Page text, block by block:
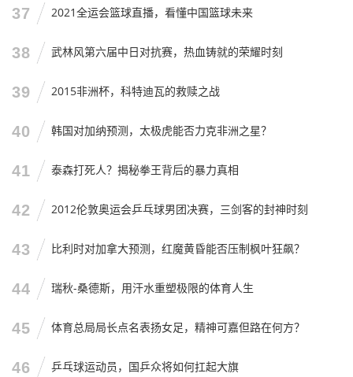
37 2021全运会篮球直播，看懂中国篮球未来
38 武林风第六届中日对抗赛，热血铸就的荣耀时刻
39 2015非洲杯，科特迪瓦的救赎之战
40 韩国对加纳预测，太极虎能否力克非洲之星？
41 泰森打死人？揭秘拳王背后的暴力真相
42 2012伦敦奥运会乒乓球男团决赛，三剑客的封神时刻
43 比利时对加拿大预测，红魔黄昏能否压制枫叶狂飙？
44 瑞秋-桑德斯，用汗水重塑极限的体育人生
45 体育总局局长点名表扬女足，精神可嘉但路在何方？
46 乒乓球运动员，国乒众将如何扛起大旗